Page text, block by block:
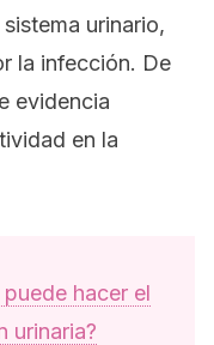
urinario,
la infección. De
evidencia
en la
puede hacer el
urinaria?